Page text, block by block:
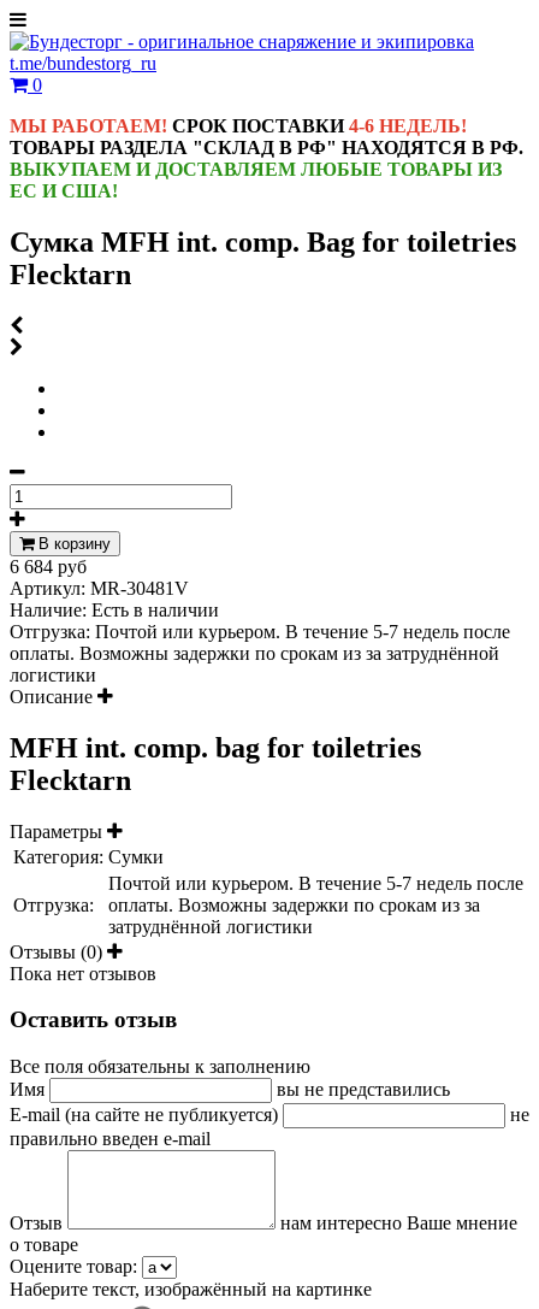
t.me/bundestorg_ru
0
МЫ РАБОТАЕМ! СРОК ПОСТАВКИ4-6 НЕДЕЛЬ!
ТОВАРЫ РАЗДЕЛА "СКЛАД В РФ" НАХОДЯТСЯ В РФ.
ВЫКУПАЕМ И ДОСТАВЛЯЕМ ЛЮБЫЕ ТОВАРЫ ИЗ
ЕС И США!
Сумка MFH int. comp. Bag for toiletries
Flecktarn
В корзину
6 684 руб
Артикул: MR-30481V
Наличие: Есть в наличии
Отгрузка: Почтой или курьером. В течение 5-7 недель после
оплаты. Возможны задержки по срокам из за затруднённой
логистики
Описание
MFH int. comp. bag for toiletries
Flecktarn
Параметры
Категория: Сумки
Отгрузка:
Почтой или курьером. В течение 5-7 недель после
оплаты. Возможны задержки по срокам из за
затруднённой логистики
Отзывы (0)
Пока нет отзывов
Оставить отзыв
Все поля обязательны к заполнению
Имя
вы не представились
E-mail (на сайте не публикуется)
не
правильно введен e-mail
Отзыв
нам интересно Ваше мнение
о товаре
Оцените товар:
Наберите текст, изображённый на картинке